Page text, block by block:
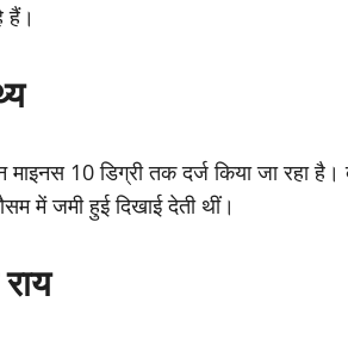
हैं।
माइनस 10 डिग्री तक दर्ज किया जा रहा
में जमी हुई दिखाई देती थीं।